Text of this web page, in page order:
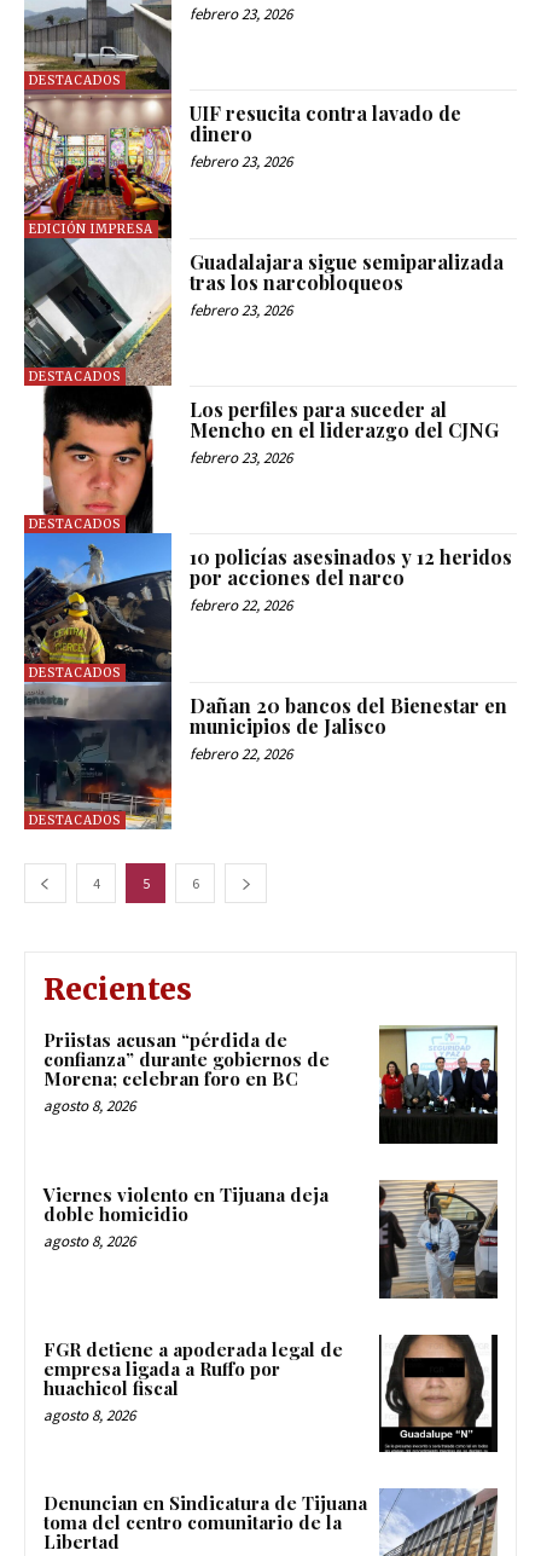
DESTACADOS
febrero 23, 2026
EDICIÓN IMPRESA
UIF resucita contra lavado de
dinero
febrero 23, 2026
DESTACADOS
Guadalajara sigue semiparalizada
tras los narcobloqueos
febrero 23, 2026
DESTACADOS
Los perfiles para suceder al
Mencho en el liderazgo del CJNG
febrero 23, 2026
DESTACADOS
10 policías asesinados y 12 heridos
por acciones del narco
febrero 22, 2026
DESTACADOS
Dañan 20 bancos del Bienestar en
municipios de Jalisco
febrero 22, 2026
4 5 6
Recientes
Priistas acusan “pérdida de
confianza” durante gobiernos de
Morena; celebran foro en BC
agosto 8, 2026
Viernes violento en Tijuana deja
doble homicidio
agosto 8, 2026
FGR detiene a apoderada legal de
empresa ligada a Ruffo por
huachicol fiscal
agosto 8, 2026
Denuncian en Sindicatura de Tijuana
toma del centro comunitario de la
Libertad